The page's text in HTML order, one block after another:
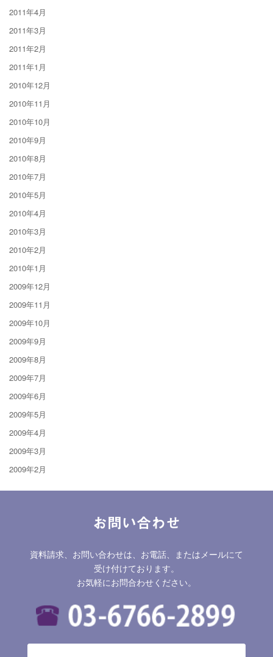
2011年4月
2011年3月
2011年2月
2011年1月
2010年12月
2010年11月
2010年10月
2010年9月
2010年8月
2010年7月
2010年5月
2010年4月
2010年3月
2010年2月
2010年1月
2009年12月
2009年11月
2009年10月
2009年9月
2009年8月
2009年7月
2009年6月
2009年5月
2009年4月
2009年3月
2009年2月
お問い合わせ
資料請求、お問い合わせは、お電話、またはメールにて
受け付けております。
お気軽にお問合わせください。